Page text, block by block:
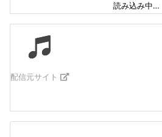
読み込み中…
配信元サイト